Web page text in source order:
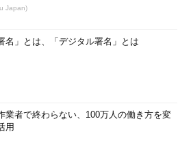
Japan)
名」とは、「デジタル署名」とは
業者で終わらない、100万人の働き方を変
用